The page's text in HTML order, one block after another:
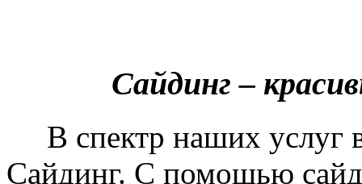
Сайдинг –
В спектр наших услуг
Сайдинг. С помощью